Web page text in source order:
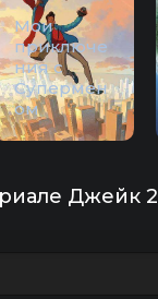
Мои
приключе
ния с
Супермен
ом
Джейк